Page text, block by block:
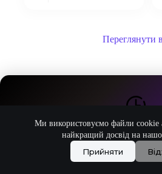
Ми використовуємо файли cookie
найкращий досвід на
Прийняти
Переглянути
Працюємо без